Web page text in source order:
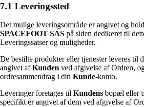
7.1 Leveringssted
Det mulige leveringsområde er angivet og
SPACEFOOT SAS på siden dedikeret til
Leveringssatser og muligheder.
De bestilte produkter eller tjenester leveres til
angivet afKunden ved afgivelse af Ordren,
ordresammendrag i din Kunde-konto.
Leveringer foretages til Kundens bopæl eller
specifikt er angivet af dem ved afgivelse af